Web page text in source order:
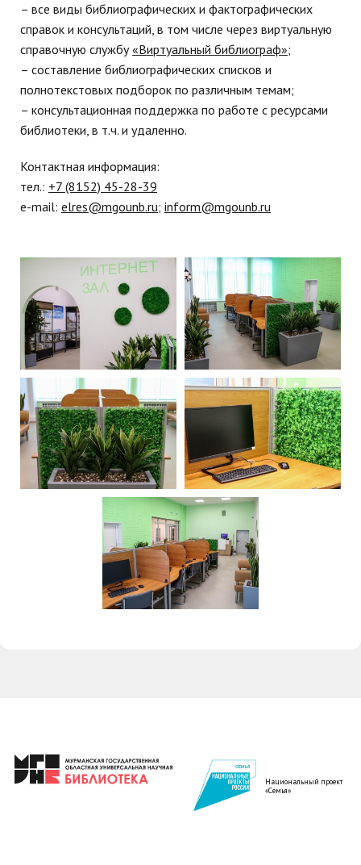
– все виды библиографических и фактографических
справок и консультаций, в том числе через виртуальную
справочную службу«Виртуальный библиограф»;
– составление библиографических списков и
полнотекстовых подборок по различным темам;
– консультационная поддержка по работе с ресурсами
библиотеки, в т.ч. и удаленно.
Контактная информация:
тел.: +7 (8152) 45-28-39
e-mail: elres@mgounb.ru; inform@mgounb.ru
Национальный проект
«Семья»